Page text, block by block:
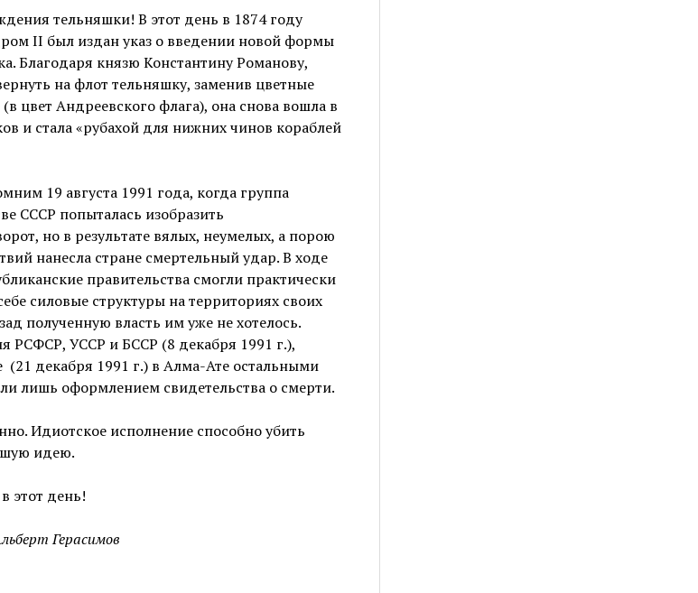
тельняшки! В этот день в 1874 году
ІІ был издан указ о введении новой формы
Благодаря князю Константину Романову,
на флот тельняшку, заменив цветные
цвет Андреевского флага), она снова вошла в
и стала «рубахой для нижних чинов кораблей
19 августа 1991 года, когда группа
СССР попыталась изобразить
но в результате вялых, неумелых, а порою
нанесла стране смертельный удар. В ходе
правительства смогли практически
силовые структуры на территориях своих
полученную власть им уже не хотелось.
РСФСР, УССР и БССР (8 декабря 1991 г.),
декабря 1991 г.) в Алма-Ате остальными
лишь оформлением свидетельства о смерти.
Идиотское исполнение способно убить
идею.
этот день!
Герасимов